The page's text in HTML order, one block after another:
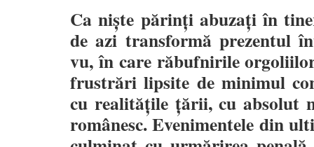
Ca niște părinți abuzați în
de azi transformă prezentul
vu, în care răbufnirile
frustrări lipsite de minimul
cu realitățile țării, cu absolut
românesc. Evenimentele din